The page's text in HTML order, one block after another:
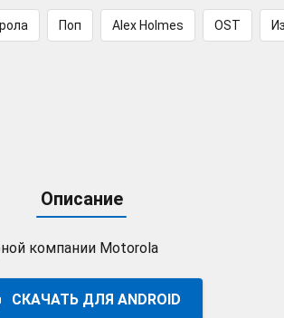
Поп Alex Holmes OST
Описание
компании Motorola
СКАЧАТЬ ДЛЯ ANDROID